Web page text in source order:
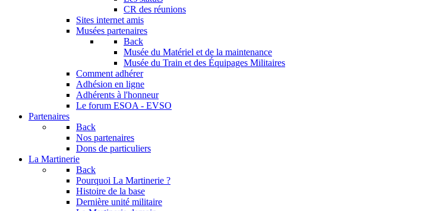
CR des réunions
Sites internet amis
Musées partenaires
Back
Musée du Matériel et de la maintenance
Musée du Train et des Équipages Militaires
Comment adhérer
Adhésion en ligne
Adhérents à l'honneur
Le forum ESOA - EVSO
Partenaires
Back
Nos partenaires
Dons de particuliers
La Martinerie
Back
Pourquoi La Martinerie ?
Histoire de la base
Dernière unité militaire